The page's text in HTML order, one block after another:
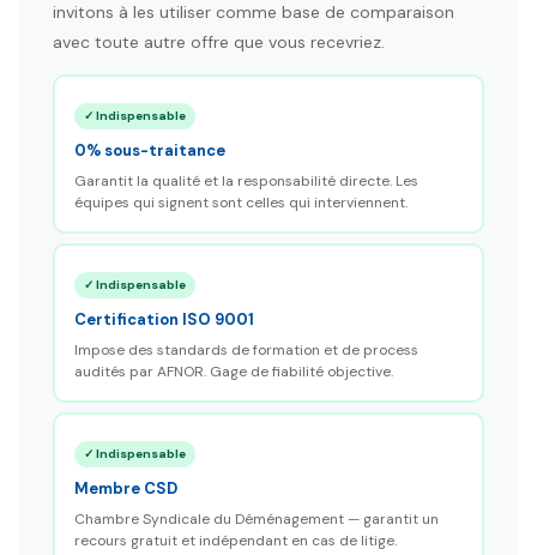
invitons à les utiliser comme base de comparaison
avec toute autre offre que vous recevriez.
✓ Indispensable
0% sous-traitance
Garantit la qualité et la responsabilité directe. Les
équipes qui signent sont celles qui interviennent.
✓ Indispensable
Certification ISO 9001
Impose des standards de formation et de process
audités par AFNOR. Gage de fiabilité objective.
✓ Indispensable
Membre CSD
Chambre Syndicale du Déménagement — garantit un
recours gratuit et indépendant en cas de litige.